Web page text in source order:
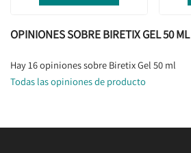
OPINIONES SOBRE BIRETIX GEL 50 ML
Hay 16 opiniones sobre Biretix Gel 50 ml
Todas las opiniones de producto